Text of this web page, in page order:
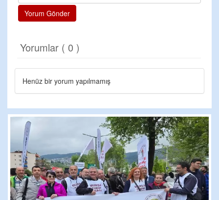
Yorum Gönder
Yorumlar ( 0 )
Henüz bir yorum yapılmamış